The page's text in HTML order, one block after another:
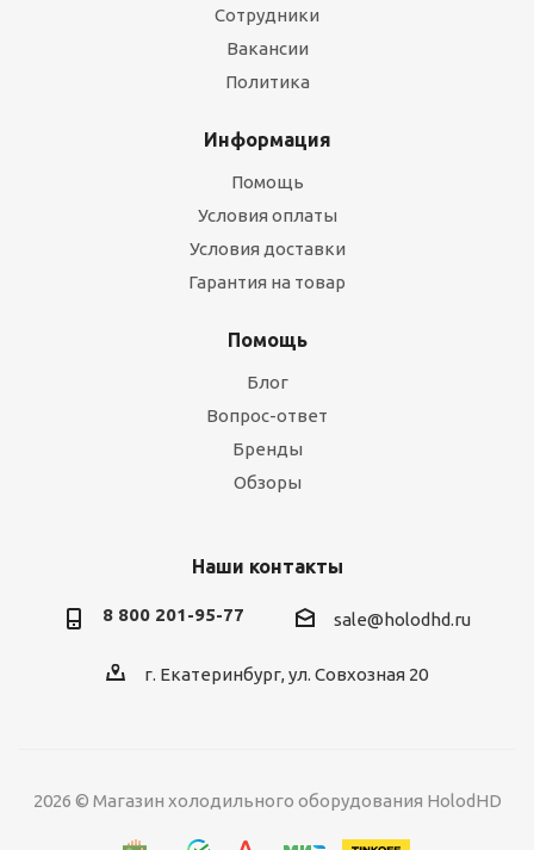
Сотрудники
Вакансии
Политика
Информация
Помощь
Условия оплаты
Условия доставки
Гарантия на товар
Помощь
Блог
Вопрос-ответ
Бренды
Обзоры
Наши контакты
8 800 201-95-77 sale@holodhd.ru
г. Екатеринбург, ул. Совхозная 20
2026 © Магазин холодильного оборудования HolodHD